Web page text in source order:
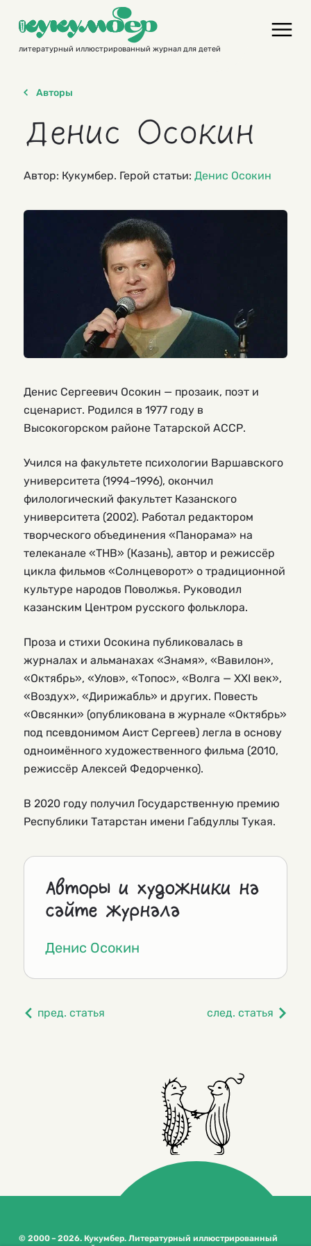
contentлитературный иллюстрированный журнал для детей
Авторы
Денис Осокин
Автор: Кукумбер. Герой статьи: Денис Осокин
Денис Сергеевич Осокин — прозаик, поэт и
сценарист. Родился в 1977 году в
Высокогорском районе Татарской АССР.
Учился на факультете психологии Варшавского
университета (1994–1996), окончил
филологический факультет Казанского
университета (2002). Работал редактором
творческого объединения «Панорама» на
телеканале «ТНВ» (Казань), автор и режиссёр
цикла фильмов «Солнцеворот» о традиционной
культуре народов Поволжья. Руководил
казанским Центром русского фольклора.
Проза и стихи Осокина публиковалась в
журналах и альманахах «Знамя», «Вавилон»,
«Октябрь», «Улов», «Топос», «Волга — XXI век»,
«Воздух», «Дирижабль» и других. Повесть
«Овсянки» (опубликована в журнале «Октябрь»
под псевдонимом Аист Сергеев) легла в основу
одноимённого художественного фильма (2010,
режиссёр Алексей Федорченко).
В 2020 году получил Государственную премию
Республики Татарстан имени Габдуллы Тукая.
Авторы и художники на
сайте журнала
Денис Осокин
пред. статья след. статья
© 2000 – 2026. Кукумбер. Литературный иллюстрированный